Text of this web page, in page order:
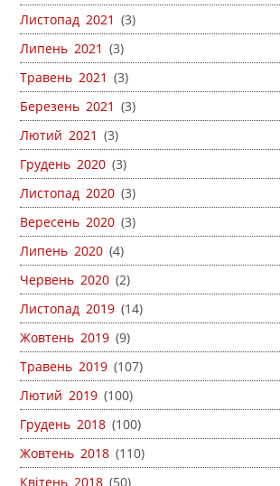
Листопад 2021 (3)
Липень 2021 (3)
Травень 2021 (3)
Березень 2021 (3)
Лютий 2021 (3)
Грудень 2020 (3)
Листопад 2020 (3)
Вересень 2020 (3)
Липень 2020 (4)
Червень 2020 (2)
Листопад 2019 (14)
Жовтень 2019 (9)
Травень 2019 (107)
Лютий 2019 (100)
Грудень 2018 (100)
Жовтень 2018 (110)
Квітень 2018 (50)